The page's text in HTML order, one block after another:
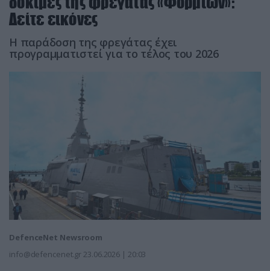
Δείτε εικόνες
Η παράδοση της φρεγάτας έχει
προγραμματιστεί για το τέλος του 2026
DefenceNet Newsroom
info@defencenet.gr 23.06.2026 | 20:03